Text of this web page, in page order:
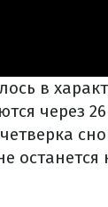
в
через 26
останется